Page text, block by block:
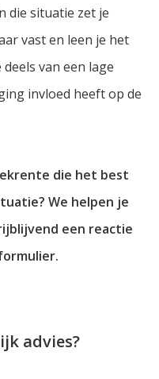
die situatie zet je
vast en leen je het
van een lage
invloed heeft op de
die het best
We helpen je
een reactie
advies?